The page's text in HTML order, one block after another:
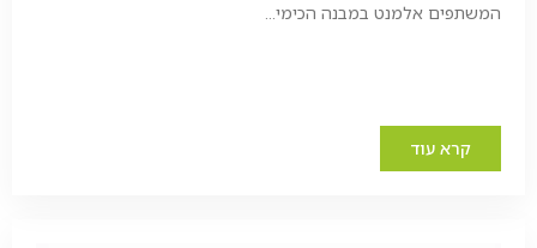
המשתפים אלמנט במבנה הכימי...
קרא עוד